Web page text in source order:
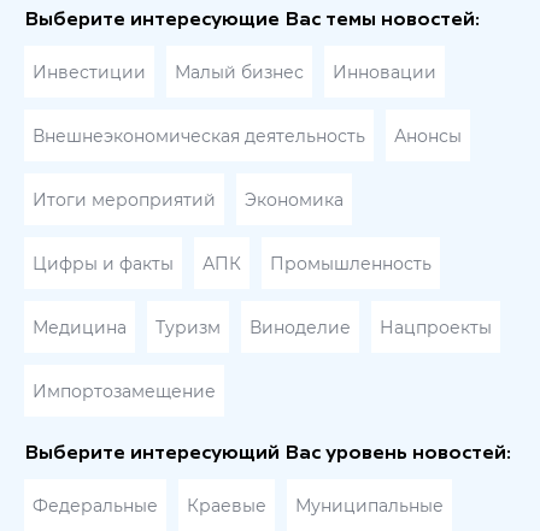
Выберите интересующие Вас темы новостей:
Инвестиции Малый бизнес Инновации
Внешнеэкономическая деятельность Анонсы
Итоги мероприятий Экономика
Цифры и факты АПК Промышленность
Медицина Туризм Виноделие Нацпроекты
Импортозамещение
Выберите интересующий Вас уровень новостей:
Федеральные Краевые Муниципальные